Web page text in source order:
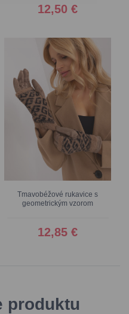
12,50 €
Tmavobéžové rukavice s
geometrickým vzorom
12,85 €
produktu